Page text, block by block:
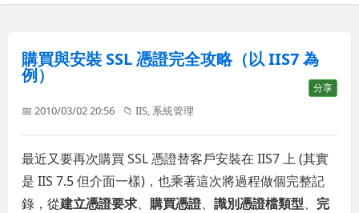
購買與安裝 SSL 憑證完全攻略（以 IIS7 為
例）
分享
📅 2010/03/02 20:56 📁IIS 系統管理
最近又要再次購買 SSL 憑證替客戶安裝在 IIS7 上 (其實
是 IIS 7.5 但介面一樣)，也乘著這次將過程做個完整記
錄，從建立憑證要求、購買憑證、識別憑證檔類型、 完